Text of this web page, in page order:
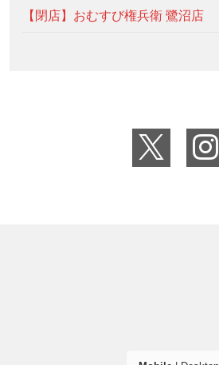
【閉店】おむすび権兵衛 鷺沼店